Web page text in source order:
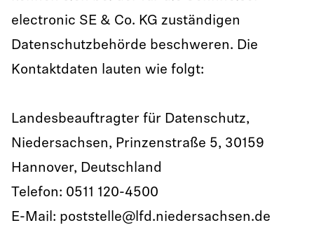
electronic SE & Co. KG zuständigen
Datenschutzbehörde beschweren. Die
Kontaktdaten lauten wie folgt:
Landesbeauftragter für Datenschutz,
Niedersachsen, Prinzenstraße 5, 30159
Hannover, Deutschland
Telefon: 0511 120-4500
E-Mail: poststelle@lfd.niedersachsen.de